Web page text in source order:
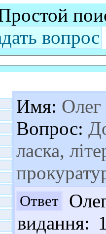
вопрос
Имя: Олег
Вопрос:
ласка,
Ответ
видання: